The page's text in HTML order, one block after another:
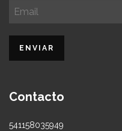
Contacto
541158035949